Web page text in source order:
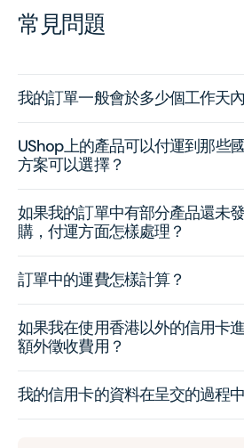
常見問題
我的訂單一般會於多少個工作天
UShop上的產品可以付運到那些
方案可以選擇？
如果我的訂單中有部分產品還未
購，付運方面怎樣處理？
訂單中的運費怎樣計算？
如果我在使用香港以外的信用卡
額外徵收費用？
我的信用卡的資料在呈交的過程